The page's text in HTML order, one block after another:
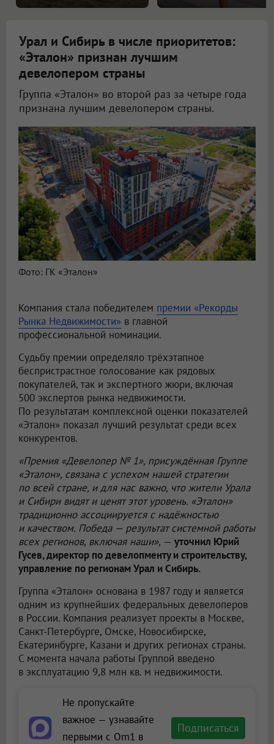
Урал и Сибирь в числе приоритетов:
«Эталон» признан лучшим
девелопером страны
Группа «Эталон» во второй раз за четыре года
признана лучшим девелопером страны.
Фото: ГК «Эталон»
Компания стала победителем премии «Рекорды
Рынка Недвижимости» в главной
профессиональной номинации.
Судьбу премии определяло трёхэтапное
беспристрастное голосование как рядовых
покупателей, так и экспертного жюри, включая
500 экспертов рынка недвижимости.
По результатам комплексной оценки показателей
«Эталон» показал лучший результат среди всех
конкурентов.
«Премия «Девелопер № 1», присуждённая Группе
«Эталон», связана с успехом нашей стратегии
по всей стране, и для нас важно, что жители Урала
и Сибири видят и ценят этот уровень. «Эталон»
традиционно ассоциируется с надёжностью
и качеством. Победа — результат системной работы
всех регионов, включая наши», — уточнил Юрий
Гусев, директор по девелопменту и строительству,
управление по регионам Урал и Сибирь.
Группа «Эталон» основана в 1987 году и является
одним из крупнейших федеральных девелоперов
в России. Компания реализует проекты в Москве,
Санкт-Петербурге, Омске, Новосибирске,
Екатеринбурге, Казани и других регионах страны.
С момента начала работы Группой введено
в эксплуатацию 9,8 млн кв. м недвижимости.
Не пропускайте
важное — узнавайте
первыми с Om1 в
Подписаться